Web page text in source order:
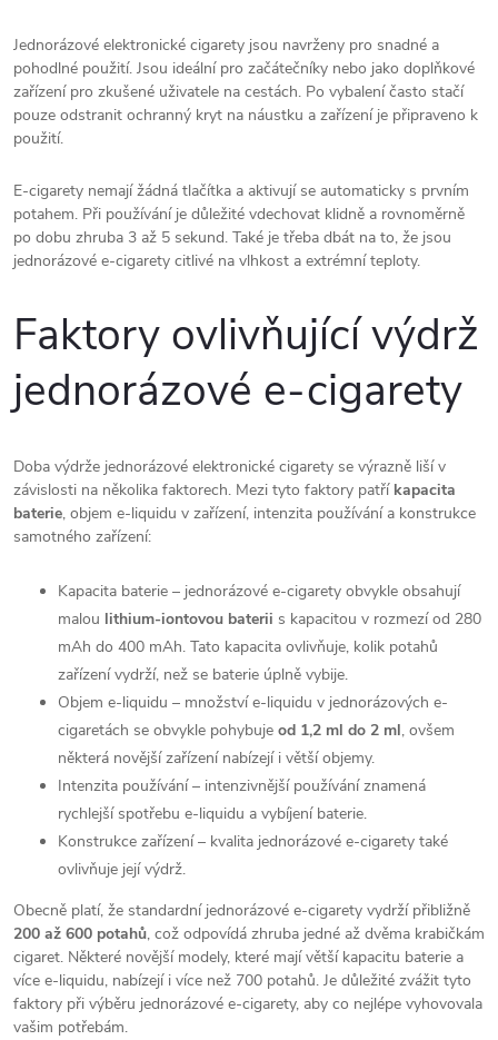
Jednorázové elektronické cigarety jsou navrženy pro snadné a
pohodlné použití. Jsou ideální pro začátečníky nebo jako doplňkové
zařízení pro zkušené uživatele na cestách. Po vybalení často stačí
pouze odstranit ochranný kryt na náustku a zařízení je připraveno k
použití.
E-cigarety nemají žádná tlačítka a aktivují se automaticky s prvním
potahem. Při používání je důležité vdechovat klidně a rovnoměrně
po dobu zhruba 3 až 5 sekund. Také je třeba dbát na to, že jsou
jednorázové e-cigarety citlivé na vlhkost a extrémní teploty.
Faktory ovlivňující výdrž
jednorázové e-cigarety
Doba výdrže jednorázové elektronické cigarety se výrazně liší v
závislosti na několika faktorech. Mezi tyto faktory patří kapacita
baterie, objem e-liquidu v zařízení, intenzita používání a konstrukce
samotného zařízení:
Kapacita baterie – jednorázové e-cigarety obvykle obsahují
malou lithium-iontovou baterii s kapacitou v rozmezí od 280
mAh do 400 mAh. Tato kapacita ovlivňuje, kolik potahů
zařízení vydrží, než se baterie úplně vybije.
Objem e-liquidu – množství e-liquidu v jednorázových e-
cigaretách se obvykle pohybuje od 1,2 ml do 2 ml, ovšem
některá novější zařízení nabízejí i větší objemy.
Intenzita používání – intenzivnější používání znamená
rychlejší spotřebu e-liquidu a vybíjení baterie.
Konstrukce zařízení – kvalita jednorázové e-cigarety také
ovlivňuje její výdrž.
Obecně platí, že standardní jednorázové e-cigarety vydrží přibližně
200 až 600 potahů, což odpovídá zhruba jedné až dvěma krabičkám
cigaret. Některé novější modely, které mají větší kapacitu baterie a
více e-liquidu, nabízejí i více než 700 potahů. Je důležité zvážit tyto
faktory při výběru jednorázové e-cigarety, aby co nejlépe vyhovovala
vašim potřebám.